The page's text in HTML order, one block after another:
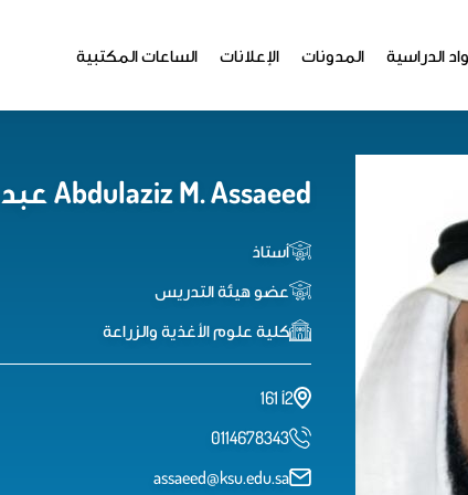
الدراسية المدونات الإعلانات الساعات المكتبية
Abdulaziz M. Assaeed عبد العزيز بن محمد السعيد
أستاذ
عضو هيئة التدريس
كلية علوم الأغذية والزراعة
2أ 161
0114678343
assaeed@ksu.edu.sa